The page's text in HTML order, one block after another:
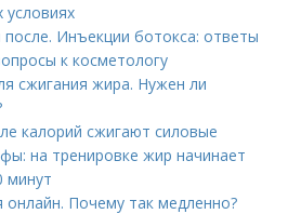
условиях
Инъекции ботокса: ответы
к косметологу
сжигания жира. Нужен ли
калорий сжигают силовые
на тренировке жир начинает
минут
онлайн. Почему так медленно?